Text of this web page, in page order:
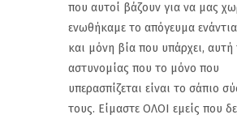
που αυτοί βάζουν για να μας
ενωθήκαμε το απόγευμα
και μόνη βία που υπάρχει, αυτή
αστυνομίας που το μόνο που
υπερασπίζεται είναι το σάπιο
τους. Είμαστε ΟΛΟΙ εμείς που